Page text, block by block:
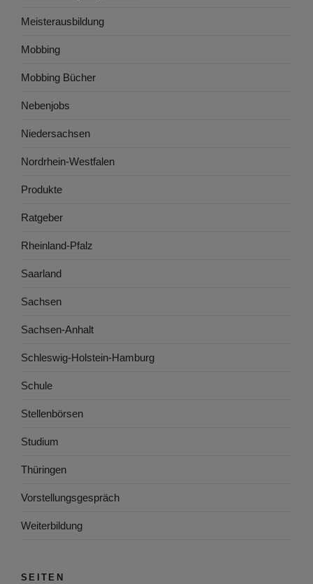
Meisterausbildung
Mobbing
Mobbing Bücher
Nebenjobs
Niedersachsen
Nordrhein-Westfalen
Produkte
Ratgeber
Rheinland-Pfalz
Saarland
Sachsen
Sachsen-Anhalt
Schleswig-Holstein-Hamburg
Schule
Stellenbörsen
Studium
Thüringen
Vorstellungsgespräch
Weiterbildung
SEITEN